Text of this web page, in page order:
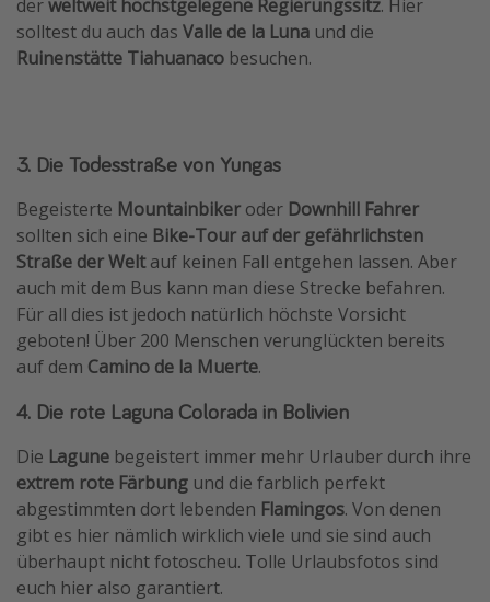
derweltweit höchstgelegene Regierungssitz. Hier
solltest du auch das Valle de la Luna und die
Ruinenstätte Tiahuanaco besuchen.
3. Die Todesstraße von Yungas
Begeisterte Mountainbiker oder Downhill Fahrer
sollten sich eine Bike-Tour auf der gefährlichsten
Straße der Weltauf keinen Fall entgehen lassen. Aber
auch mit dem Bus kann man diese Strecke befahren.
Für all dies ist jedoch natürlich höchste Vorsicht
geboten! Über 200 Menschen verunglückten bereits
auf dem Camino de la Muerte.
4. Die rote Laguna Colorada in Bolivien
Die Lagune begeistert immer mehr Urlauber durch ihre
extrem rote Färbung und die farblich perfekt
abgestimmten dort lebenden Flamingos. Von denen
gibt es hier nämlich wirklich viele und sie sind auch
überhaupt nicht fotoscheu. Tolle Urlaubsfotos sind
euch hier also garantiert.